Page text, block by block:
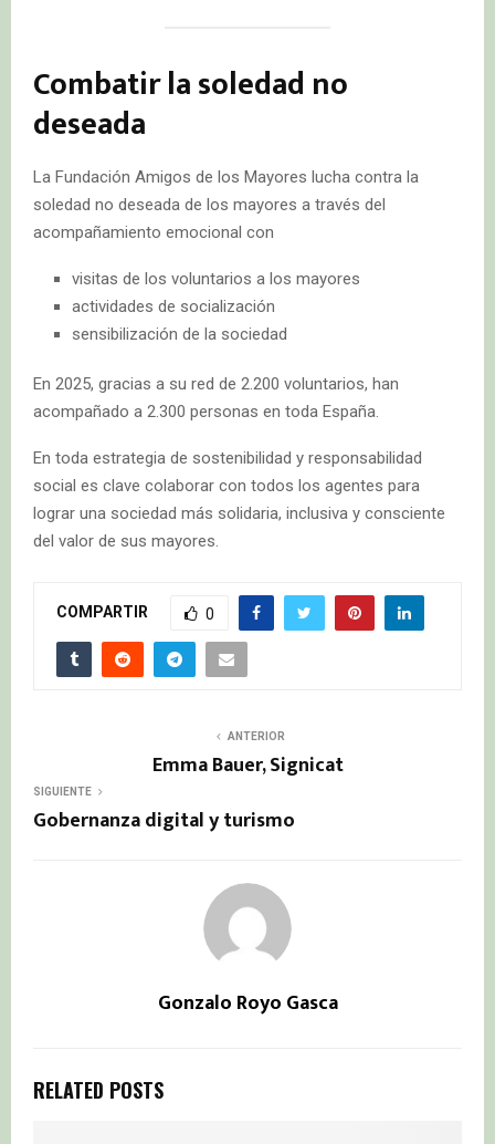
Combatir la soledad no
deseada
La Fundación Amigos de los Mayores lucha contra la
soledad no deseada de los mayores a través del
acompañamiento emocional con
visitas de los voluntarios a los mayores
actividades de socialización
sensibilización de la sociedad
En 2025, gracias a su red de 2.200 voluntarios, han
acompañado a 2.300 personas en toda España.
En toda estrategia de sostenibilidad y responsabilidad
social es clave colaborar con todos los agentes para
lograr una sociedad más solidaria, inclusiva y consciente
del valor de sus mayores.
COMPARTIR 0
ANTERIOR
Emma Bauer, Signicat
SIGUIENTE
Gobernanza digital y turismo
Gonzalo Royo Gasca
RELATED POSTS